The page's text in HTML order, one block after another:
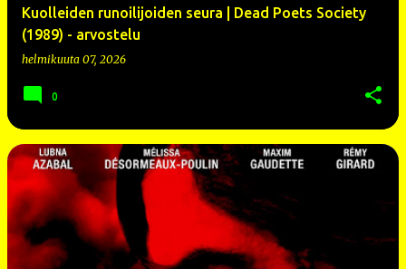
Kuolleiden runoilijoiden seura | Dead Poets Society
(1989) - arvostelu
helmikuuta 07, 2026
0